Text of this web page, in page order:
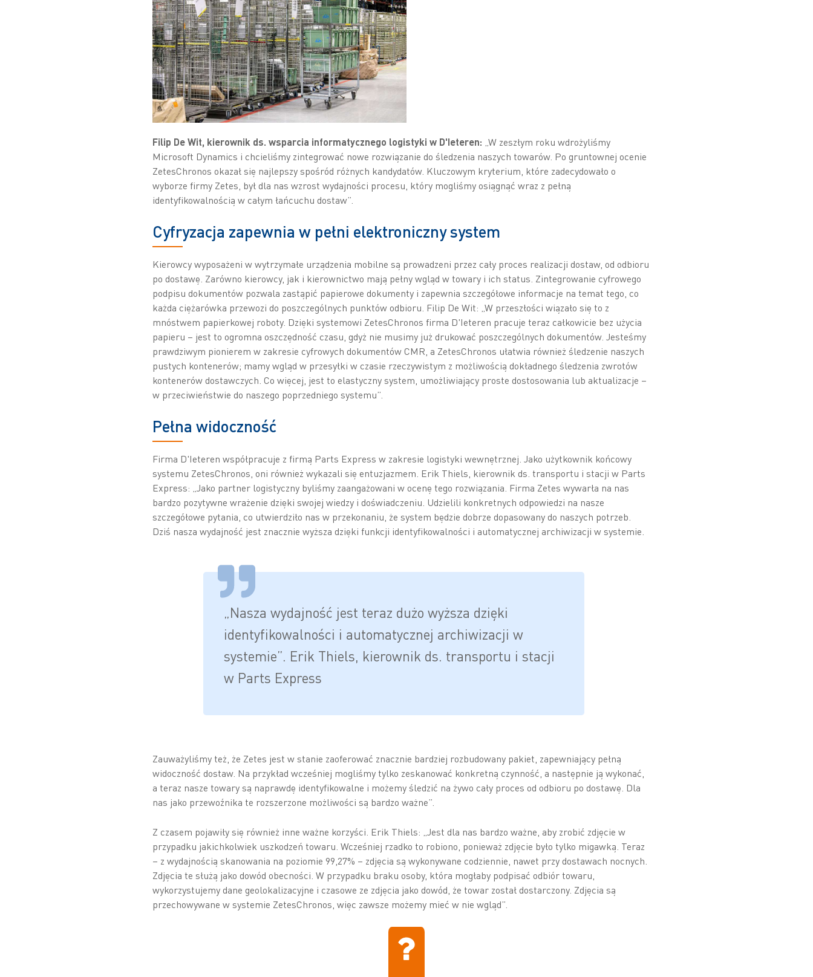
Filip De Wit, kierownik ds. wsparcia informatycznego logistyki w D'Ieteren: „W zeszłym roku wdrożyliśmy
Microsoft Dynamics i chcieliśmy zintegrować nowe rozwiązanie do śledzenia naszych towarów. Po gruntownej ocenie
ZetesChronos okazał się najlepszy spośród różnych kandydatów. Kluczowym kryterium, które zadecydowało o
wyborze firmy Zetes, był dla nas wzrost wydajności procesu, który mogliśmy osiągnąć wraz z pełną
identyfikowalnością w całym łańcuchu dostaw”.
Cyfryzacja zapewnia w pełni elektroniczny system
Kierowcy wyposażeni w wytrzymałe urządzenia mobilne są prowadzeni przez cały proces realizacji dostaw, od odbioru
po dostawę. Zarówno kierowcy, jak i kierownictwo mają pełny wgląd w towary i ich status. Zintegrowanie cyfrowego
podpisu dokumentów pozwala zastąpić papierowe dokumenty i zapewnia szczegółowe informacje na temat tego, co
każda ciężarówka przewozi do poszczególnych punktów odbioru. Filip De Wit: „W przeszłości wiązało się to z
mnóstwem papierkowej roboty. Dzięki systemowi ZetesChronos firma D'Ieteren pracuje teraz całkowicie bez użycia
papieru – jest to ogromna oszczędność czasu, gdyż nie musimy już drukować poszczególnych dokumentów. Jesteśmy
prawdziwym pionierem w zakresie cyfrowych dokumentów CMR, a ZetesChronos ułatwia również śledzenie naszych
pustych kontenerów; mamy wgląd w przesyłki w czasie rzeczywistym z możliwością dokładnego śledzenia zwrotów
kontenerów dostawczych. Co więcej, jest to elastyczny system, umożliwiający proste dostosowania lub aktualizacje –
w przeciwieństwie do naszego poprzedniego systemu”.
Pełna widoczność
Firma D'Ieteren współpracuje z firmą Parts Express w zakresie logistyki wewnętrznej. Jako użytkownik końcowy
systemu ZetesChronos, oni również wykazali się entuzjazmem. Erik Thiels, kierownik ds. transportu i stacji w Parts
Express: „Jako partner logistyczny byliśmy zaangażowani w ocenę tego rozwiązania. Firma Zetes wywarła na nas
bardzo pozytywne wrażenie dzięki swojej wiedzy i doświadczeniu. Udzielili konkretnych odpowiedzi na nasze
szczegółowe pytania, co utwierdziło nas w przekonaniu, że system będzie dobrze dopasowany do naszych potrzeb.
Dziś nasza wydajność jest znacznie wyższa dzięki funkcji identyfikowalności i automatycznej archiwizacji w systemie.
„Nasza wydajność jest teraz dużo wyższa dzięki
identyfikowalności i automatycznej archiwizacji w
systemie”. Erik Thiels, kierownik ds. transportu i stacji
w Parts Express
Zauważyliśmy też, że Zetes jest w stanie zaoferować znacznie bardziej rozbudowany pakiet, zapewniający pełną
widoczność dostaw. Na przykład wcześniej mogliśmy tylko zeskanować konkretną czynność, a następnie ją wykonać,
a teraz nasze towary są naprawdę identyfikowalne i możemy śledzić na żywo cały proces od odbioru po dostawę. Dla
nas jako przewoźnika te rozszerzone możliwości są bardzo ważne”.
Z czasem pojawiły się również inne ważne korzyści. Erik Thiels: „Jest dla nas bardzo ważne, aby zrobić zdjęcie w
przypadku jakichkolwiek uszkodzeń towaru. Wcześniej rzadko to robiono, ponieważ zdjęcie było tylko migawką. Teraz
– z wydajnością skanowania na poziomie 99,27% – zdjęcia są wykonywane codziennie, nawet przy dostawach nocnych.
Zdjęcia te służą jako dowód obecności. W przypadku braku osoby, która mogłaby podpisać odbiór towaru,
wykorzystujemy dane geolokalizacyjne i czasowe ze zdjęcia jako dowód, że towar został dostarczony. Zdjęcia są
przechowywane w systemie ZetesChronos, więc zawsze możemy mieć w nie wgląd”.